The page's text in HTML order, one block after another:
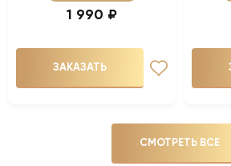
1 990 ₽
ЗАКАЗАТЬ
СМОТРЕТЬ ВСЕ